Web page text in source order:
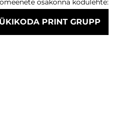
osakonna kodulehte:
PRINT GRUPP